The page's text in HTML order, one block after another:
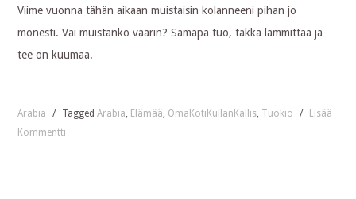
Viime vuonna tähän aikaan muistaisin kolanneeni pihan jo
monesti. Vai muistanko väärin? Samapa tuo, takka lämmittää ja
tee on kuumaa.
Arabia / TaggedArabia, Elämää, OmaKotiKullanKallis, Tuokio /
Lisää
Kommentti